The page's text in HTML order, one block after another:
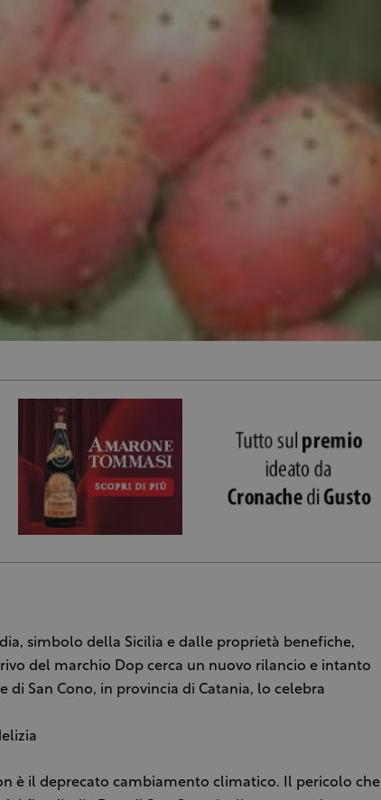
simbolo della Sicilia e dalle proprietà benefiche,
del marchio Dop cerca un nuovo rilancio e intanto
di San Cono, in provincia di Catania, lo celebra
è il deprecato cambiamento climatico. Il pericolo che